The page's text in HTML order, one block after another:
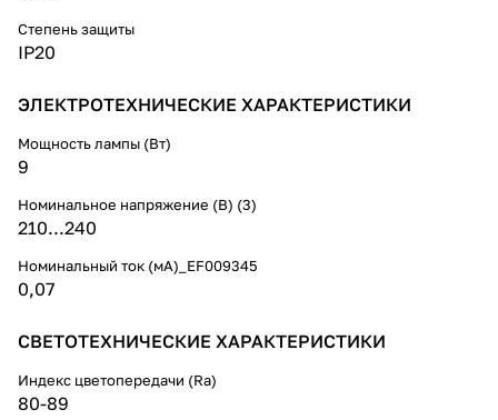
Степень защиты
IP20
ЭЛЕКТРОТЕХНИЧЕСКИЕ ХАРАКТЕРИСТИКИ
Мощность лампы (Вт)
9
Номинальное напряжение (В) (3)
210...240
Номинальный ток (мА)_EF009345
0,07
СВЕТОТЕХНИЧЕСКИЕ ХАРАКТЕРИСТИКИ
Индекс цветопередачи (Ra)
80-89